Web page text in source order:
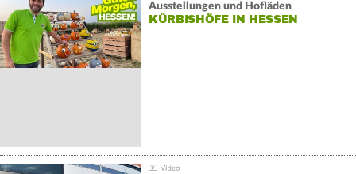
Ausstellungen und Hofläden
KÜRBISHÖFE IN HESSEN